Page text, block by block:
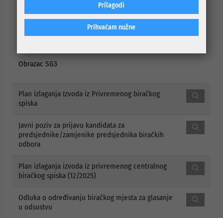
Javni oglas za izbor kandidata za popunu rezervne
liste kvalifikovanih osoba za imenovanje članova
biračkih odbora/mobilnog tima/ i njihovih
zamjenika
Obrazac SG3
Plan izlaganja Izvoda iz Privremenog biračkog
spiska
Javni poziv za prijavu kandidata za
predsjednike/zamjenike predsjednika biračkih
odbora
Plan izlaganja izvoda iz privremenog centralnog
biračkog spiska (12/2025)
Odluka o određivanju biračkog mjesta za glasanje
u odsustvu
Prihvaćam nužne
Prilagodi